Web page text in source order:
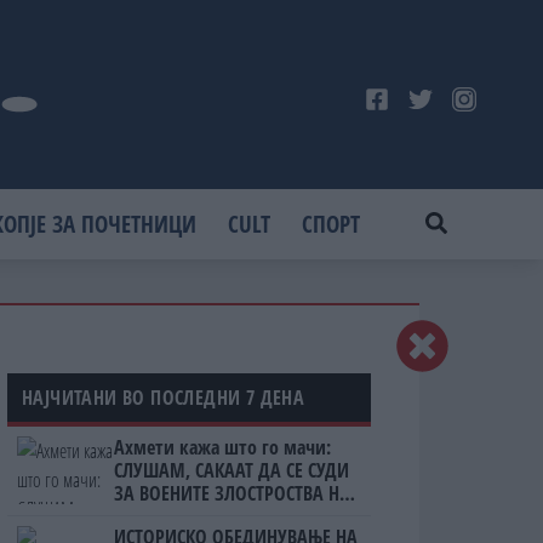
ЗА ПОЧЕТНИЦИ CULT СПОРТ
НАЈЧИТАНИ ВО ПОСЛЕДНИ 7 ДЕНА
Ахмети кажа што го мачи:
СЛУШАМ, САКААТ ДА СЕ СУДИ
ЗА ВОЕНИТЕ ЗЛОСТРОСТВА НА
ИСТОРИСКО ОБЕДИНУВАЊЕ НА